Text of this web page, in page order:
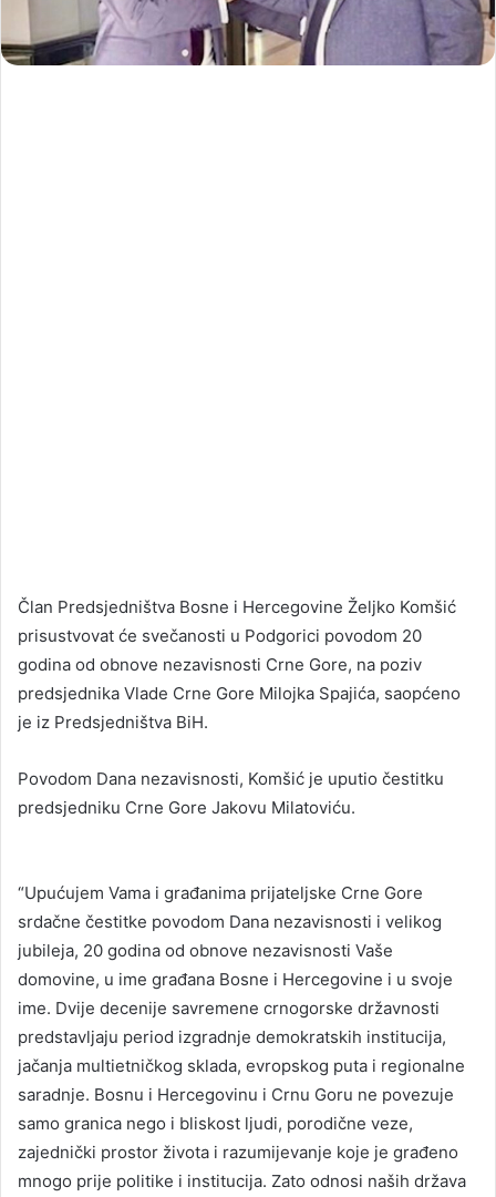
Član Predsjedništva Bosne i Hercegovine Željko Komšić
prisustvovat će svečanosti u Podgorici povodom 20
godina od obnove nezavisnosti Crne Gore, na poziv
predsjednika Vlade Crne Gore Milojka Spajića, saopćeno
je iz Predsjedništva BiH.
Povodom Dana nezavisnosti, Komšić je uputio čestitku
predsjedniku Crne Gore Jakovu Milatoviću.
“Upućujem Vama i građanima prijateljske Crne Gore
srdačne čestitke povodom Dana nezavisnosti i velikog
jubileja, 20 godina od obnove nezavisnosti Vaše
domovine, u ime građana Bosne i Hercegovine i u svoje
ime. Dvije decenije savremene crnogorske državnosti
predstavljaju period izgradnje demokratskih institucija,
jačanja multietničkog sklada, evropskog puta i regionalne
saradnje. Bosnu i Hercegovinu i Crnu Goru ne povezuje
samo granica nego i bliskost ljudi, porodične veze,
zajednički prostor života i razumijevanje koje je građeno
mnogo prije politike i institucija. Zato odnosi naših država